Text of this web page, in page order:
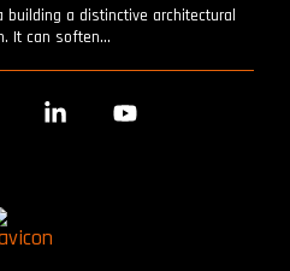
building a distinctive architectural
It can soften...
Instagram Linkedin